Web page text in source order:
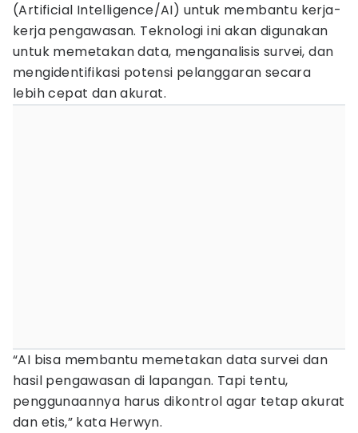
(Artificial Intelligence/AI) untuk membantu kerja-
kerja pengawasan. Teknologi ini akan digunakan
untuk memetakan data, menganalisis survei, dan
mengidentifikasi potensi pelanggaran secara
lebih cepat dan akurat.
“AI bisa membantu memetakan data survei dan
hasil pengawasan di lapangan. Tapi tentu,
penggunaannya harus dikontrol agar tetap akurat
dan etis,” kata Herwyn.